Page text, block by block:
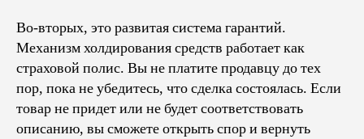
Во-вторых, это развитая система гарантий.
Механизм холдирования средств работает как
страховой полис. Вы не платите продавцу до тех
пор, пока не убедитесь, что сделка состоялась. Если
товар не придет или не будет соответствовать
описанию, вы сможете открыть спор и вернуть